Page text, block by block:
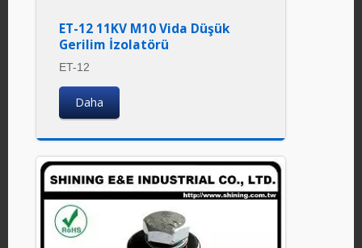
ET-12 11KV M10 Vida Düşük
Gerilim İzolatörü
ET-12
Daha